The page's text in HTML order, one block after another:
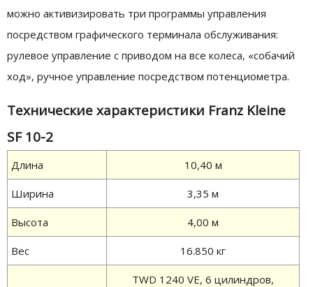
можно активизировать три программы управления
посредством графического терминала обслуживания:
рулевое управление с приводом на все колеса, «собачий
ход», ручное управление посредством потенциометра.
Технические характеристики Franz Kleine
SF 10-2
Длина 10,40 м
Ширина 3,35 м
Высота 4,00 м
Вес 16.850 кг
TWD 1240 VE, 6 цилиндров,